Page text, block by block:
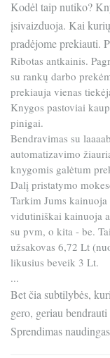
Kodėl taip nutiko?
įsivaizduoja. Kai
pradėjome prekiauti.
Ribotas antkainis.
su rankų darbo
prekiauja vienas
Knygos pastoviai
pinigai.
Bendravimas su
automatizavimo
knygomis galėtum
Dalį pristatymo
Tarkim Jums
vidutiniškai kainuoja
su pvm, o kita - be.
užsakovas 6,72 Lt
likusius beveik 3 Lt.
...
Bet čia subtilybės,
gero, geriau
Sprendimas